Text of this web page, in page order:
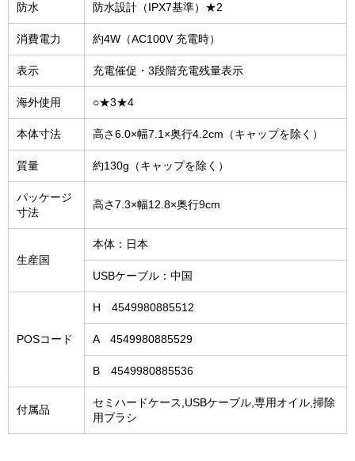
防水 防水設計（IPX7基準）★2
消費電力 約4W（AC100V 充電時）
表示 充電催促・3段階充電残量表示
海外使用 ○★3★4
本体寸法 高さ6.0×幅7.1×奥行4.2cm（キャップを除く）
質量 約130g（キャップを除く）
パッケージ
寸法
高さ7.3×幅12.8×奥行9cm
生産国
本体：日本
USBケーブル：中国
POSコード
H 4549980885512
A 4549980885529
B 4549980885536
付属品
セミハードケース,USBケーブル,専用オイル,掃除
用ブラシ